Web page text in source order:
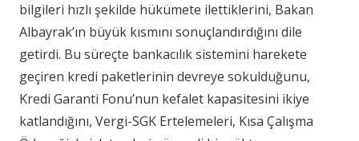
bilgileri hızlı şekilde hükümete ilettiklerini, Bakan
Albayrak’ın büyük kısmını sonuçlandırdığını dile
getirdi. Bu süreçte bankacılık sistemini harekete
geçiren kredi paketlerinin devreye sokulduğunu,
Kredi Garanti Fonu’nun kefalet kapasitesini ikiye
katlandığını, Vergi-SGK Ertelemeleri, Kısa Çalışma